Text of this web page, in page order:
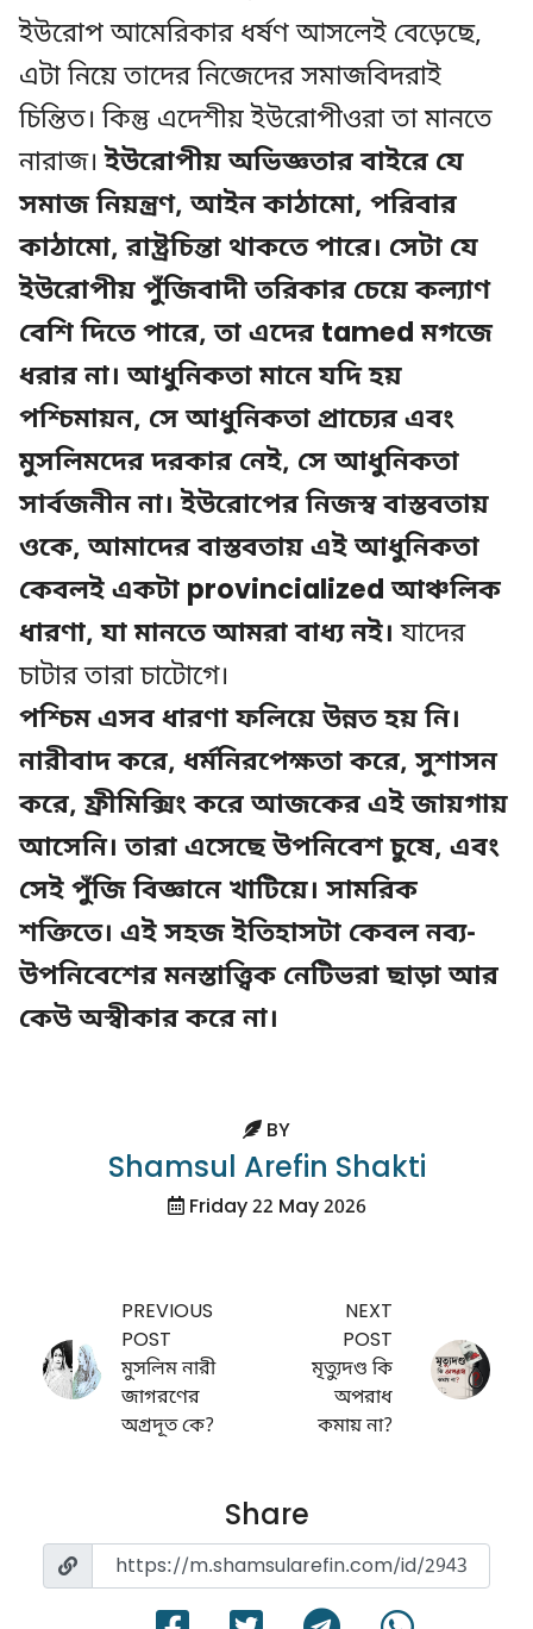
ইউরোপ আমেরিকার ধর্ষণ আসলেই বেড়েছে,
এটা নিয়ে তাদের নিজেদের সমাজবিদরাই
চিন্তিত। কিন্তু এদেশীয় ইউরোপীওরা তা মানতে
নারাজ। ইউরোপীয় অভিজ্ঞতার বাইরে যে
সমাজ নিয়ন্ত্রণ, আইন কাঠামো, পরিবার
কাঠামো, রাষ্ট্রচিন্তা থাকতে পারে। সেটা যে
ইউরোপীয় পুঁজিবাদী তরিকার চেয়ে কল্যাণ
বেশি দিতে পারে, তা এদের tamed মগজে
ধরার না। আধুনিকতা মানে যদি হয়
পশ্চিমায়ন, সে আধুনিকতা প্রাচ্যের এবং
মুসলিমদের দরকার নেই, সে আধুনিকতা
সার্বজনীন না। ইউরোপের নিজস্ব বাস্তবতায়
ওকে, আমাদের বাস্তবতায় এই আধুনিকতা
কেবলই একটা provincialized আঞ্চলিক
ধারণা, যা মানতে আমরা বাধ্য নই।যাদের
চাটার তারা চাটোগে।
পশ্চিম এসব ধারণা ফলিয়ে উন্নত হয় নি।
নারীবাদ করে, ধর্মনিরপেক্ষতা করে, সুশাসন
করে, ফ্রীমিক্সিং করে আজকের এই জায়গায়
আসেনি। তারা এসেছে উপনিবেশ চুষে, এবং
সেই পুঁজি বিজ্ঞানে খাটিয়ে। সামরিক
শক্তিতে। এই সহজ ইতিহাসটা কেবল নব্য-
উপনিবেশের মনস্তাত্ত্বিক নেটিভরা ছাড়া আর
কেউ অস্বীকার করে না।
BY
Shamsul Arefin Shakti
Friday 22 May 2026
PREVIOUS
POST
মুসলিম নারী
জাগরণের
অগ্রদূত কে?
NEXT
POST
মৃত্যুদণ্ড কি
অপরাধ
কমায় না?
Share